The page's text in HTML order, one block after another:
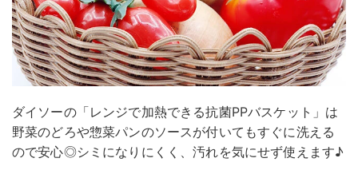
ダイソーの「レンジで加熱できる抗菌PPバスケット」は
野菜のどろや惣菜パンのソースが付いてもすぐに洗える
ので安心◎シミになりにくく、汚れを気にせず使えます♪